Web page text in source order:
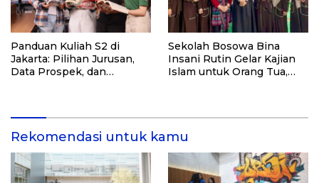
Panduan Kuliah S2 di
Jakarta: Pilihan Jurusan,
Data Prospek, dan
Sekolah Bosowa Bina
Insani Rutin Gelar Kajian
Islam untuk Orang Tua,
Rekomendasi untuk kamu